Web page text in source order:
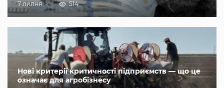
7 липня 514
Нові критерії критичності підприємств — що це
означає для агробізнесу